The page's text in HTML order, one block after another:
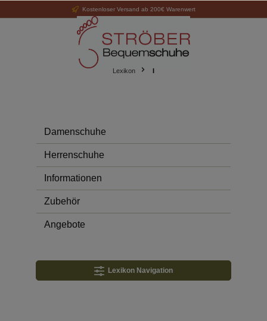
Kostenloser Versand ab 200€ Warenwert
Lexikon I
Damenschuhe
Herrenschuhe
Informationen
Zubehör
Angebote
Lexikon Navigation